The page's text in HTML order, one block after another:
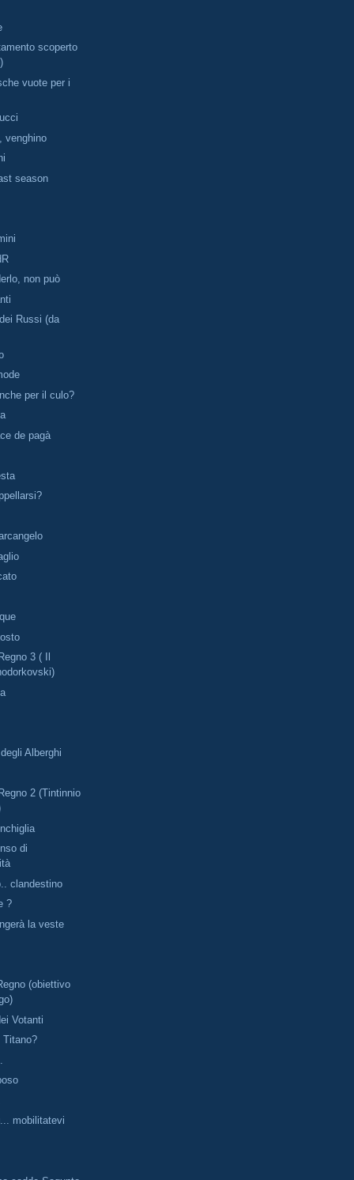
scoperto
vuote per i
venghino
season
non può
Russi (da
per il culo?
de pagà
3 ( Il
Alberghi
2 (Tintinnio
di
clandestino
?
la veste
(obiettivo
Votanti
Titano?
mobilitatevi